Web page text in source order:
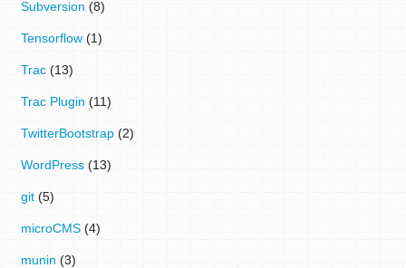
Subversion (8)
Tensorflow (1)
Trac (13)
Trac Plugin (11)
TwitterBootstrap (2)
WordPress (13)
git (5)
microCMS (4)
munin (3)